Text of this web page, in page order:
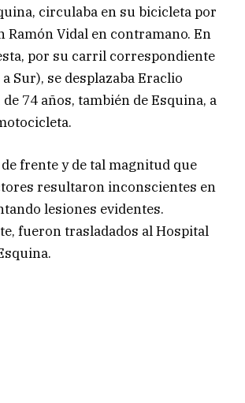
circulaba en su bicicleta por
Ramón Vidal en contramano. En
por su carril correspondiente
Sur), se desplazaba Eraclio
74 años, también de Esquina, a
frente y de tal magnitud que
resultaron inconscientes en
lesiones evidentes.
fueron trasladados al Hospital